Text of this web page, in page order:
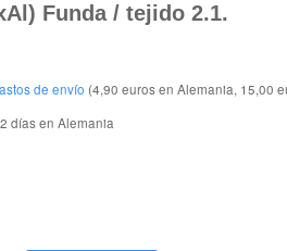
Funda / tejido 2.1.
de envío (4,90 euros en Alemania, 15,00
días en Alemania